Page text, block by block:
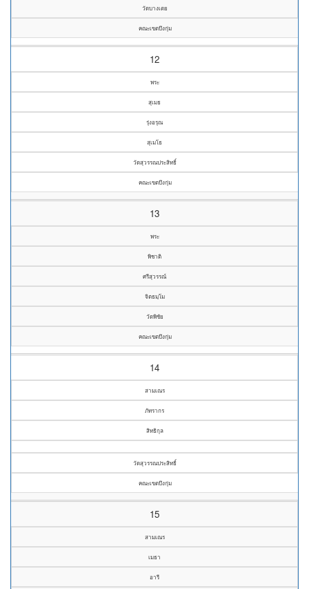
วัดบางเตย
คณะเขตบึงกุ่ม
12
พระ
สุเมธ
รุ่งอรุณ
สุเมโธ
วัดสุวรรณประสิทธิ์
คณะเขตบึงกุ่ม
13
พระ
พิชาติ
ศรีสุวรรณ์
จิตธมฺโม
วัดพิชัย
คณะเขตบึงกุ่ม
14
สามเณร
ภัทรากร
สิทธิกุล
วัดสุวรรณประสิทธิ์
คณะเขตบึงกุ่ม
15
สามเณร
เมธา
อารี